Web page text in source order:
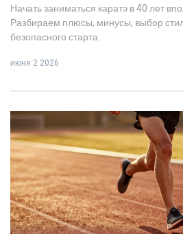
Начать заниматься каратэ в 40 лет
Разбираем плюсы, минусы, выбор
безопасного старта.
июня 2 2026